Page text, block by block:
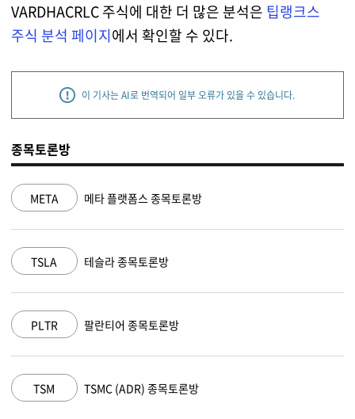
VARDHACRLC 주식에 대한 더 많은 분석은 팁랭크스
주식 분석 페이지에서 확인할 수 있다.
이 기사는 AI로 번역되어 일부 오류가 있을 수 있습니다.
종목토론방
META 메타 플랫폼스 종목토론방
TSLA 테슬라 종목토론방
PLTR 팔란티어 종목토론방
TSM TSMC (ADR) 종목토론방